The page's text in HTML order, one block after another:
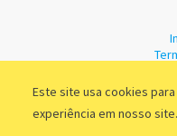
Este site usa cookies
experiência em nosso site.